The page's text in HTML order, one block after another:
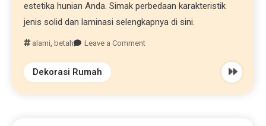
estetika hunian Anda. Simak perbedaan karakteristik
jenis solid dan laminasi selengkapnya di sini.
alami ,betah Leave a Comment
Dekorasi Rumah